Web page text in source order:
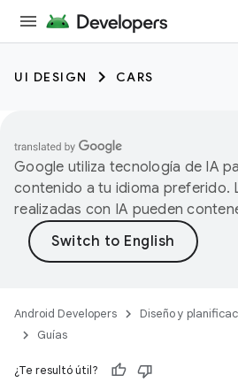
UI DESIGN CARS
Google utiliza tecnología de IA
contenido a tu idioma preferido.
realizadas con IA pueden
Android Developers Diseño y
Guías
¿Te resultó útil?